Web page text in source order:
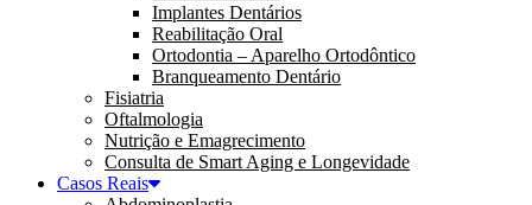
Implantes Dentários
Reabilitação Oral
Ortodontia – Aparelho Ortodôntico
Branqueamento Dentário
Fisiatria
Oftalmologia
Nutrição e Emagrecimento
Consulta de Smart Aging e Longevidade
Casos Reais